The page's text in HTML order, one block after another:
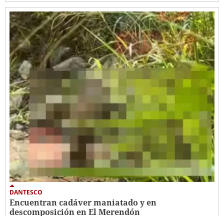
DANTESCO
Encuentran cadáver maniatado y en
descomposición en El Merendón